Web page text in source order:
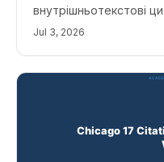
внутрішньотекстові
статей, матеріалів
Jul 3, 2026